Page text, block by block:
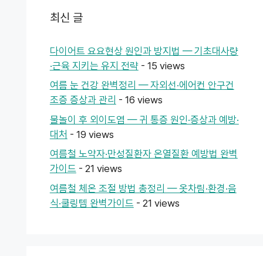
최신 글
다이어트 요요현상 원인과 방지법 — 기초대사량
·근육 지키는 유지 전략- 15 views
여름 눈 건강 완벽정리 — 자외선·에어컨 안구건
조증 증상과 관리 - 16 views
물놀이 후 외이도염 — 귀 통증 원인·증상과 예방·
대처 - 19 views
여름철 노약자·만성질환자 온열질환 예방법 완벽
가이드 - 21 views
여름철 체온 조절 방법 총정리 — 옷차림·환경·음
식·쿨링템 완벽가이드 - 21 views